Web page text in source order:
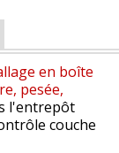
en boîte
pesée,
l'entrepôt
couche